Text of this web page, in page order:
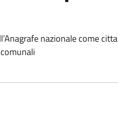
nazionale come